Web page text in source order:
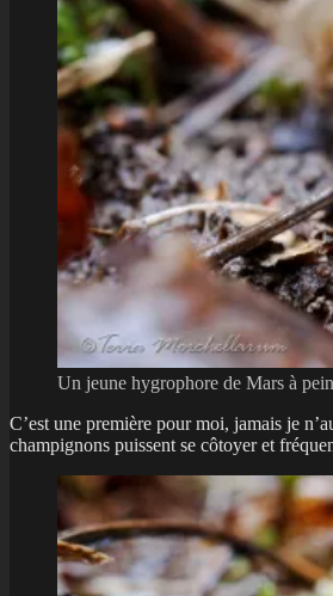
Un jeune hygrophore de Mars à
C’est une première pour moi, jamais je
champignons puissent se côtoyer et